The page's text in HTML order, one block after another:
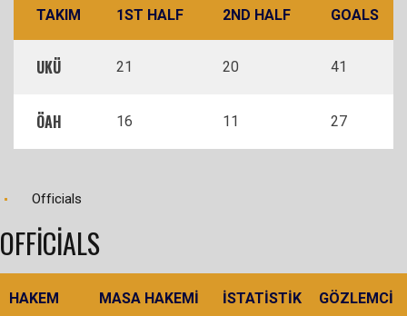
TAKIM 1ST HALF 2ND HALF GOALS
UKÜ 21 20 41
ÖAH 16 11 27
Officials
OFFICIALS
HAKEM MASA HAKEMİ İSTATİSTİK GÖZLEMCİ